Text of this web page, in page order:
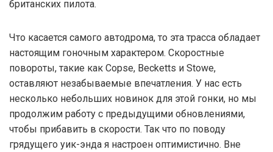
британских пилота.
Что касается самого автодрома, то эта трасса обладает
настоящим гоночным характером. Скоростные
повороты, такие как Copse, Becketts и Stowe,
оставляют незабываемые впечатления. У нас есть
несколько небольших новинок для этой гонки, но мы
продолжим работу с предыдущими обновлениями,
чтобы прибавить в скорости. Так что по поводу
грядущего уик-энда я настроен оптимистично. Вне